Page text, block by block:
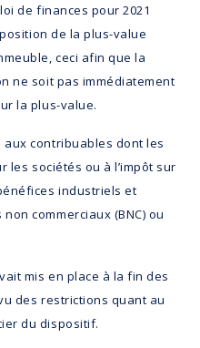
de finances pour 2021
de la plus-value
ceci afin que la
ne soit pas immédiatement
la plus-value.
aux contribuables dont les
les sociétés ou à l’impôt sur
industriels et
commerciaux (BNC) ou
mis en place à la fin des
des restrictions quant au
du dispositif.